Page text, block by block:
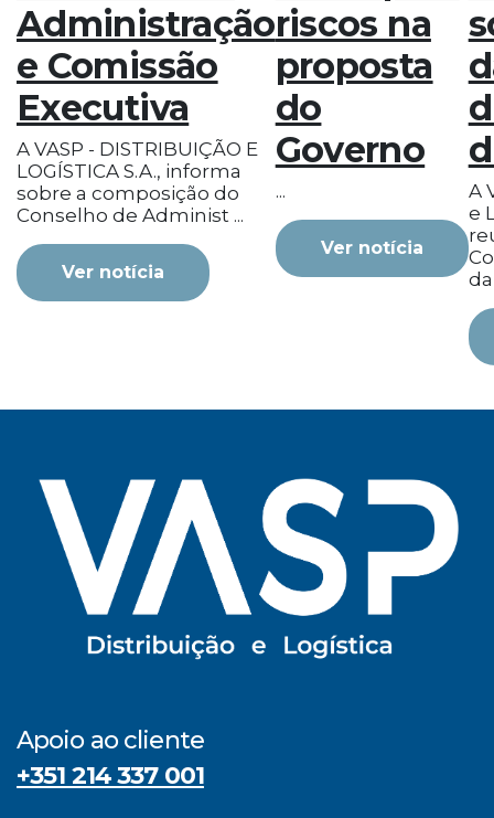
Administração
e Comissão
Executiva
A VASP - DISTRIBUIÇÃO E
LOGÍSTICA S.A., informa
sobre a composição do
Conselho de Administ ...
Ver notícia
riscos na
proposta
do
Governo
...
Ver notícia
A
e
Apoio ao cliente
+351 214 337 001